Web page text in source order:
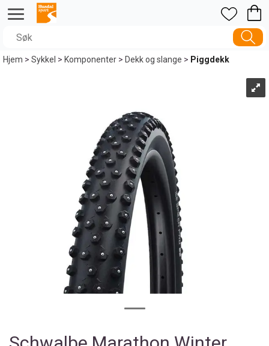
Hjem>Sykkel >Komponenter>Dekk og slange> Piggdekk